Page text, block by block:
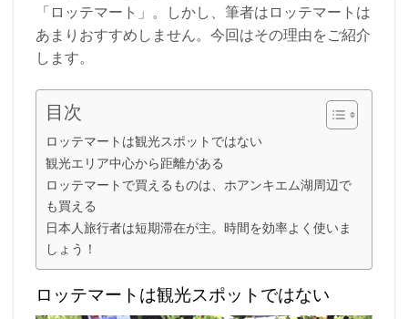
「ロッテマート」。しかし、筆者はロッテマートは
あまりおすすめしません。今回はその理由をご紹介
します。
目次
ロッテマートは観光スポットではない
観光エリア中心から距離がある
ロッテマートで買えるものは、ホアンキエム湖周辺で
も買える
日本人旅行者は短期滞在が主。時間を効率よく使いま
しょう！
ロッテマートは観光スポットではない